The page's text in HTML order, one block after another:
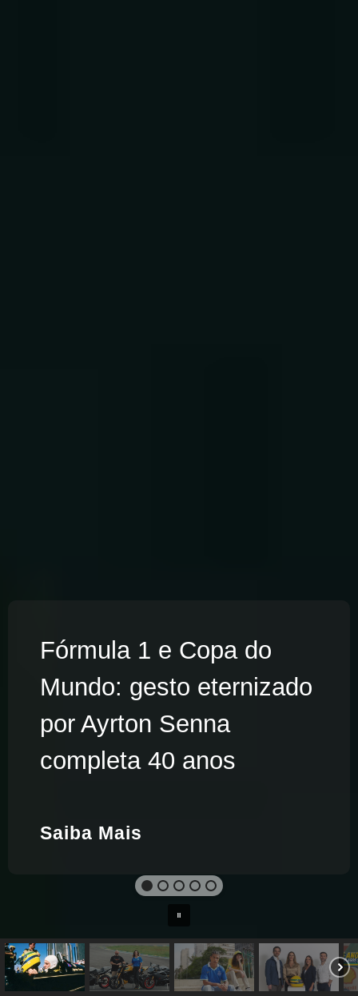
Fórmula 1 e Copa do
Mundo: gesto eternizado
por Ayrton Senna
completa 40 anos
Saiba Mais